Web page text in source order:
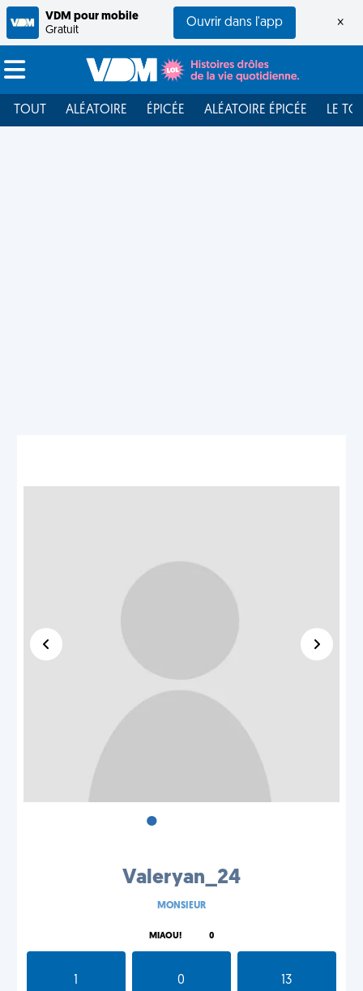
VDM pour mobile
Gratuit
Ouvrir dans l'app ×
TOUT ALÉATOIRE ÉPICÉE ALÉATOIRE ÉPICÉE LE
•
Valeryan_24
MONSIEUR
MIAOU! 0
0
13